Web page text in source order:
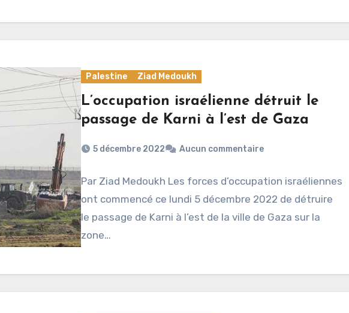
Palestine Ziad Medoukh
L’occupation israélienne détruit le
passage de Karni à l’est de Gaza
5 décembre 2022 Aucun commentaire
Par Ziad Medoukh Les forces d’occupation israéliennes
ont commencé ce lundi 5 décembre 2022 de détruire
le passage de Karni à l’est de la ville de Gaza sur la
zone…